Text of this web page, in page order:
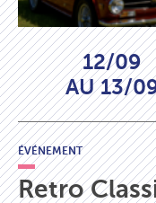
12/09
AU 13/
ÉVÉNEMENT
Retro